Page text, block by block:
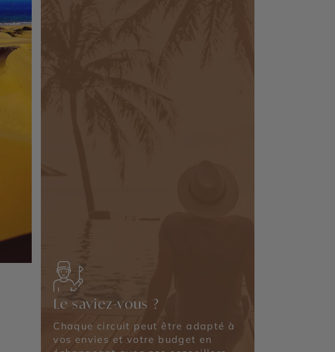
Le saviez-vous ?
Chaque circuit peut être adapté à
vos envies et votre budget en